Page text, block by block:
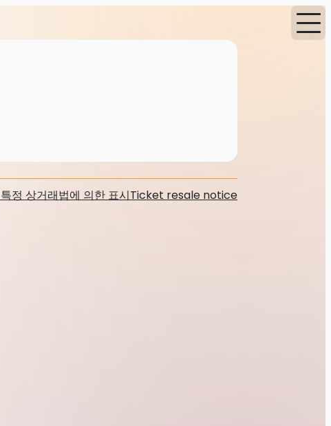
특정 상거래법에 의한 표시Ticket resale notice